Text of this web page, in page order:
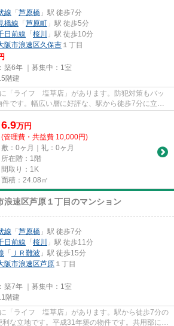
線 「 芦原橋 」駅 徒歩7分
橋線 「 芦原町 」駅 徒歩5分
日前線 「 桜川
」駅 徒歩10分
阪市浪速区久保吉 １丁目
築6年 ｜募集中： 1室
階建
「ライフ 塩草店」があります。防犯対策もバッ
です。幅広い層に好評な、駅から徒歩7分に立地
6.9万円
(管理費・共益費 10,000円)
敷：0ヶ月｜礼：0ヶ月
所在階：1階
間取り：1K
面積：24.08㎡
浪速区芦原１丁目のマンション
線 「 芦原橋 」駅 徒歩7分
日前線 「 桜川
」駅 徒歩11分
「 ＪＲ難波 」駅 徒歩15分
阪市浪速区芦原 １丁目
築7年 ｜募集中： 1室
階建
「ライフ 塩草店」があります。駅から徒歩7分の
な立地です。平成31年築の物件です。共用部には